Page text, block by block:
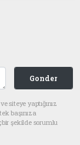
Gonder
siteye yaptığınız
başınıza
şekilde sorumlu